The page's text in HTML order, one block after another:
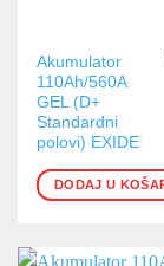
Akumulator
110Ah/560A
GEL (D+
Standardni
polovi) EXIDE
DODAJ U